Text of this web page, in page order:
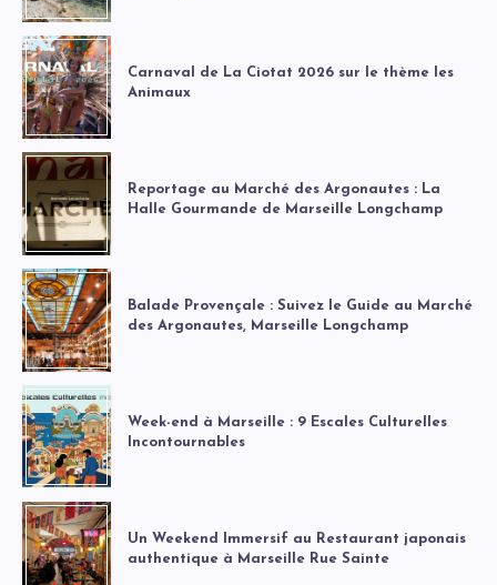
Carnaval de La Ciotat 2026 sur le thème les
Animaux
Reportage au Marché des Argonautes : La
Halle Gourmande de Marseille Longchamp
Balade Provençale : Suivez le Guide au Marché
des Argonautes, Marseille Longchamp
Week-end à Marseille : 9 Escales Culturelles
Incontournables
Un Weekend Immersif au Restaurant japonais
authentique à Marseille Rue Sainte